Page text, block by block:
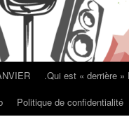
.Qui est « derrière
Politique de confidentialité